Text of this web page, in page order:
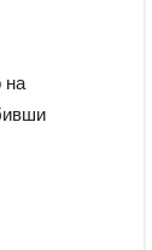
на